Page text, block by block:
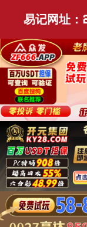
易记网址